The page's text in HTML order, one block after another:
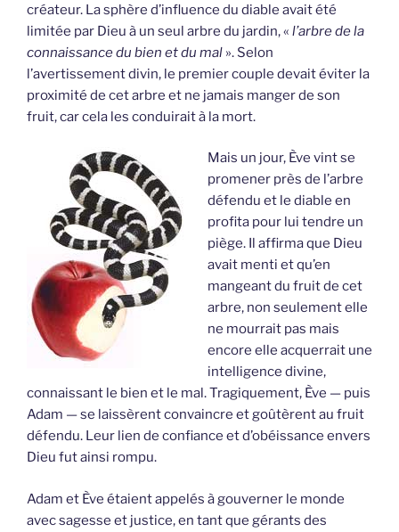
créateur. La sphère d’influence du diable avait été
limitée par Dieu à un seul arbre du jardin, « l’arbre de la
connaissance du bien et du mal ». Selon
l’avertissement divin, le premier couple devait éviter la
proximité de cet arbre et ne jamais manger de son
fruit, car cela les conduirait à la mort.
Mais un jour, Ève vint se
promener près de l’arbre
défendu et le diable en
profita pour lui tendre un
piège. Il affirma que Dieu
avait menti et qu’en
mangeant du fruit de cet
arbre, non seulement elle
ne mourrait pas mais
encore elle acquerrait une
intelligence divine,
connaissant le bien et le mal. Tragiquement, Ève — puis
Adam — se laissèrent convaincre et goûtèrent au fruit
défendu. Leur lien de confiance et d’obéissance envers
Dieu fut ainsi rompu.
Adam et Ève étaient appelés à gouverner le monde
avec sagesse et justice, en tant que gérants des